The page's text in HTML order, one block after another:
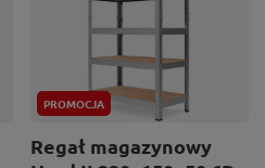
PROMOCJA
Regał magazynowy